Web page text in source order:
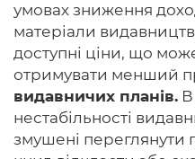
умовах зниження
матеріали
доступні ціни, що
отримувати менший
видавничих планів.
нестабільності
змушені переглянути